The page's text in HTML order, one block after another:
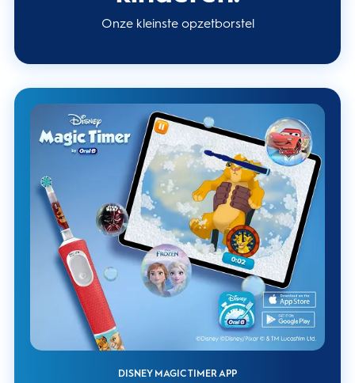
Onze kleinste opzetborstel
DISNEY MAGIC TIMER APP